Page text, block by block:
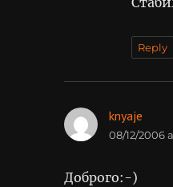
Reply
knyaje
08/12/2006
Доброго:-)